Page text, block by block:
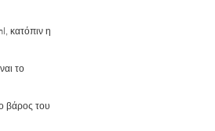
κατόπιν η
το
βάρος του